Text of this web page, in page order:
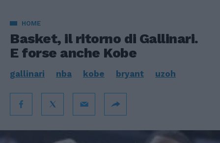
HOME
Basket, il ritorno di Gallinari.
E forse anche Kobe
gallinari nba kobe bryant uzoh